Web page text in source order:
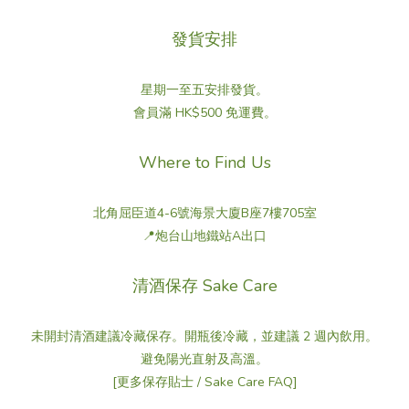
發貨安排
星期一至五安排發貨。
會員滿 HK$500 免運費。
Where to Find Us
北角屈臣道4-6號海景大廈B座7樓705室
📍炮台山地鐵站A出口
清酒保存 Sake Care
未開封清酒建議冷藏保存。開瓶後冷藏，並建議 2 週內飲用。
避免陽光直射及高溫。
[更多保存貼士 / Sake Care FAQ]